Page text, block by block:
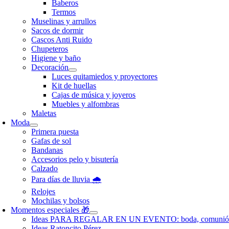
Baberos
Termos
Muselinas y arrullos
Sacos de dormir
Cascos Anti Ruido
Chupeteros
Higiene y baño
Decoración
Luces quitamiedos y proyectores
Kit de huellas
Cajas de música y joyeros
Muebles y alfombras
Maletas
Moda
Primera puesta
Gafas de sol
Bandanas
Accesorios pelo y bisutería
Calzado
Para días de lluvia 🌧️
Relojes
Mochilas y bolsos
Momentos especiales 🎁
Ideas PARA REGALAR EN UN EVENTO: boda,